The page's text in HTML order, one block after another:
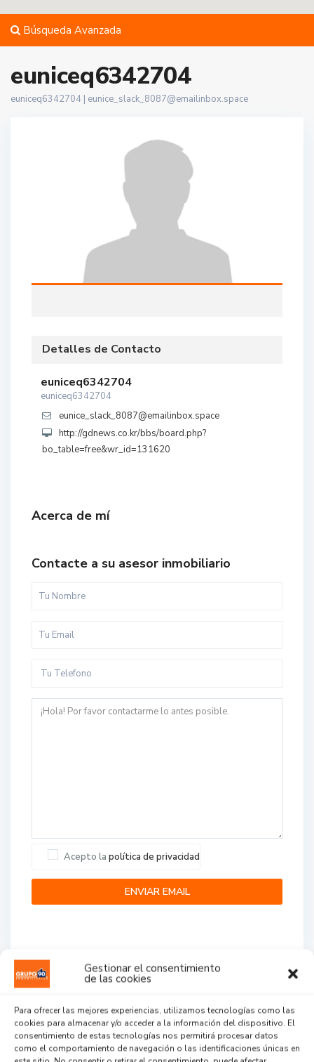
Gestionar el consentimiento
de las cookies
Para ofrecer las mejores experiencias, utilizamos tecnologías como las
cookies para almacenar y/o acceder a la información del dispositivo. El
consentimiento de estas tecnologías nos permitirá procesar datos
como el comportamiento de navegación o las identificaciones únicas en
Búsqueda Avanzada
euniceq6342704
euniceq6342704 | eunice_slack_8087@emailinbox.space
Detalles de Contacto
euniceq6342704
euniceq6342704
eunice_slack_8087@emailinbox.space
http://gdnews.co.kr/bbs/board.php?
bo_table=free&wr_id=131620
Acerca de mí
Contacte a su asesor inmobiliario
Acepto la política de privacidad
...